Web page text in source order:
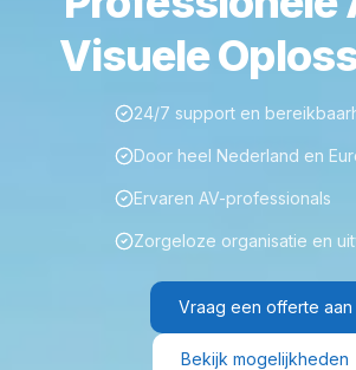
Visuele
24/7 support en
Door heel Nederland en
Ervaren AV-professionals
Zorgeloze organisatie en
Vraag een offerte aan
Bekijk mogelijkheden